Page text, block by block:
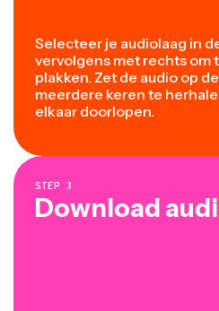
Selecteer je audiolaag in
vervolgens met rechts om
plakken. Zet de audio op
meerdere keren te
elkaar doorlopen.
STEP 3
Download